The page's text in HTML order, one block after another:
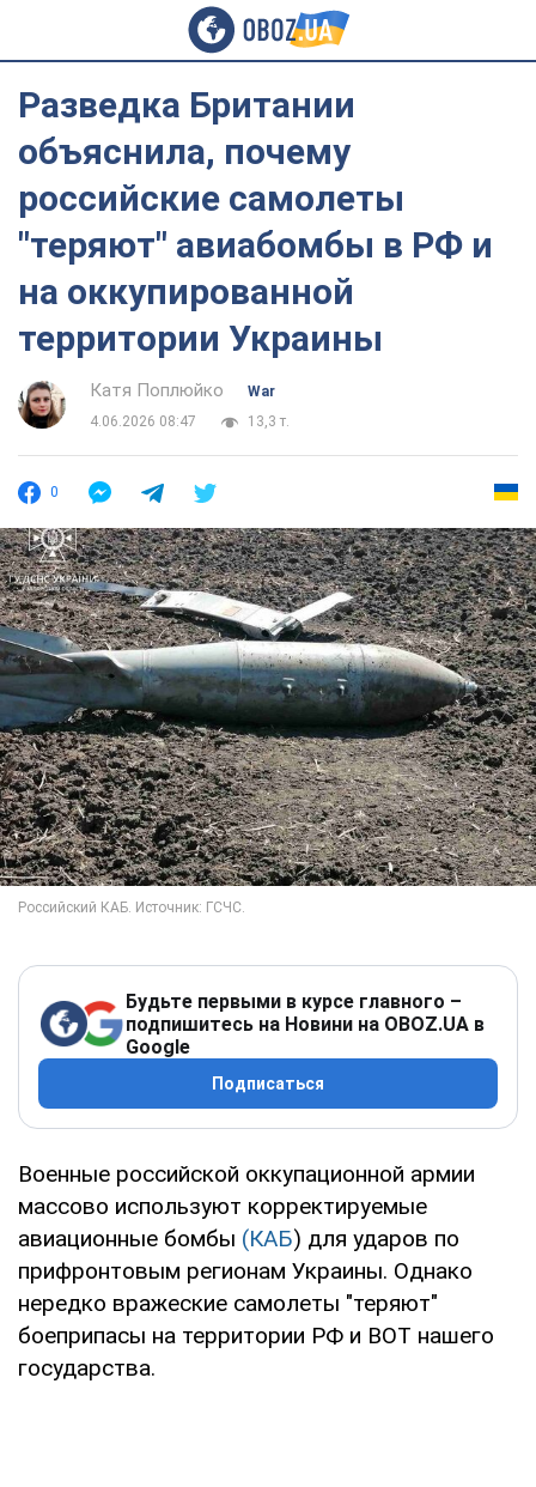
Разведка Британии
объяснила, почему
российские самолеты
"теряют" авиабомбы в РФ и
на оккупированной
территории Украины
Катя Поплюйко
War
4.06.2026 08:47
13,3 т.
0
Будьте первыми в курсе главного –
подпишитесь на Новини на OBOZ.UA в
Google
Подписаться
Военные российской оккупационной армии
массово используют корректируемые
авиационные бомбы (КАБ) для ударов по
прифронтовым регионам Украины. Однако
нередко вражеские самолеты "теряют"
боеприпасы на территории РФ и ВОТ нашего
государства.